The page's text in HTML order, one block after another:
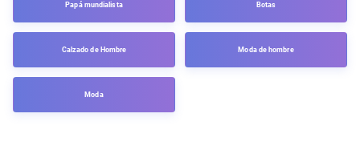
Papá mundialista Botas
Calzado de Hombre Moda de hombre
Moda